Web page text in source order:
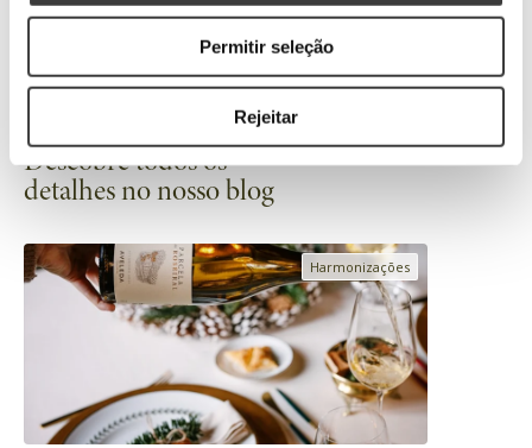
Permitir seleção
Rejeitar
Descobre todos os
detalhes no nosso blog